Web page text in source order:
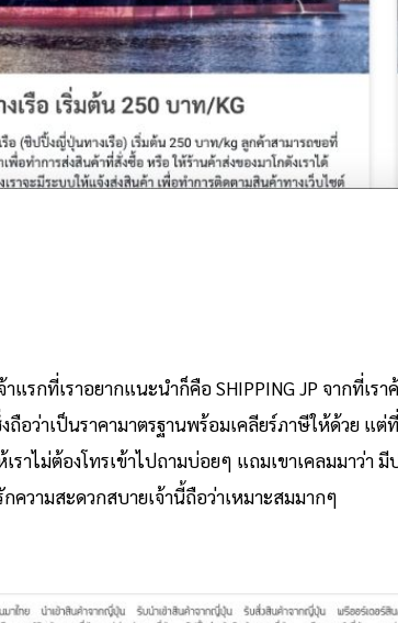
าแรกที่เราอยากแนะนำก็คือ SHIPPING JP จากที่เ
อว่าเป็นราคามาตรฐานพร้อมเคลียร์ภาษีให้ด้วย
ราไม่ต้องโทรเข้าไปถามบ่อยๆ แถมเขาเคลมมาว่า
ความสะดวกสบายเจ้านี้ถือว่าเหมาะสมมากๆ